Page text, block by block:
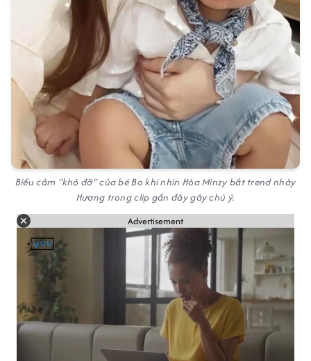
Biểu cảm "khó đỡ" của bé Bo khi nhìn Hòa Minzy bắt trend nhảy
Hương trong clip gần đây gây chú ý.
Advertisement